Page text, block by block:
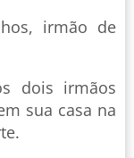
irmão de
dois irmãos
sua casa na